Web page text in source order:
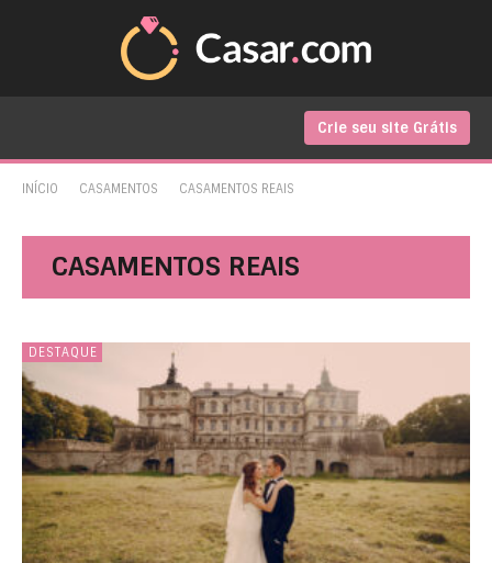
Crie seu site Grátis
INÍCIO CASAMENTOS CASAMENTOS REAIS
CASAMENTOS REAIS
DESTAQUE